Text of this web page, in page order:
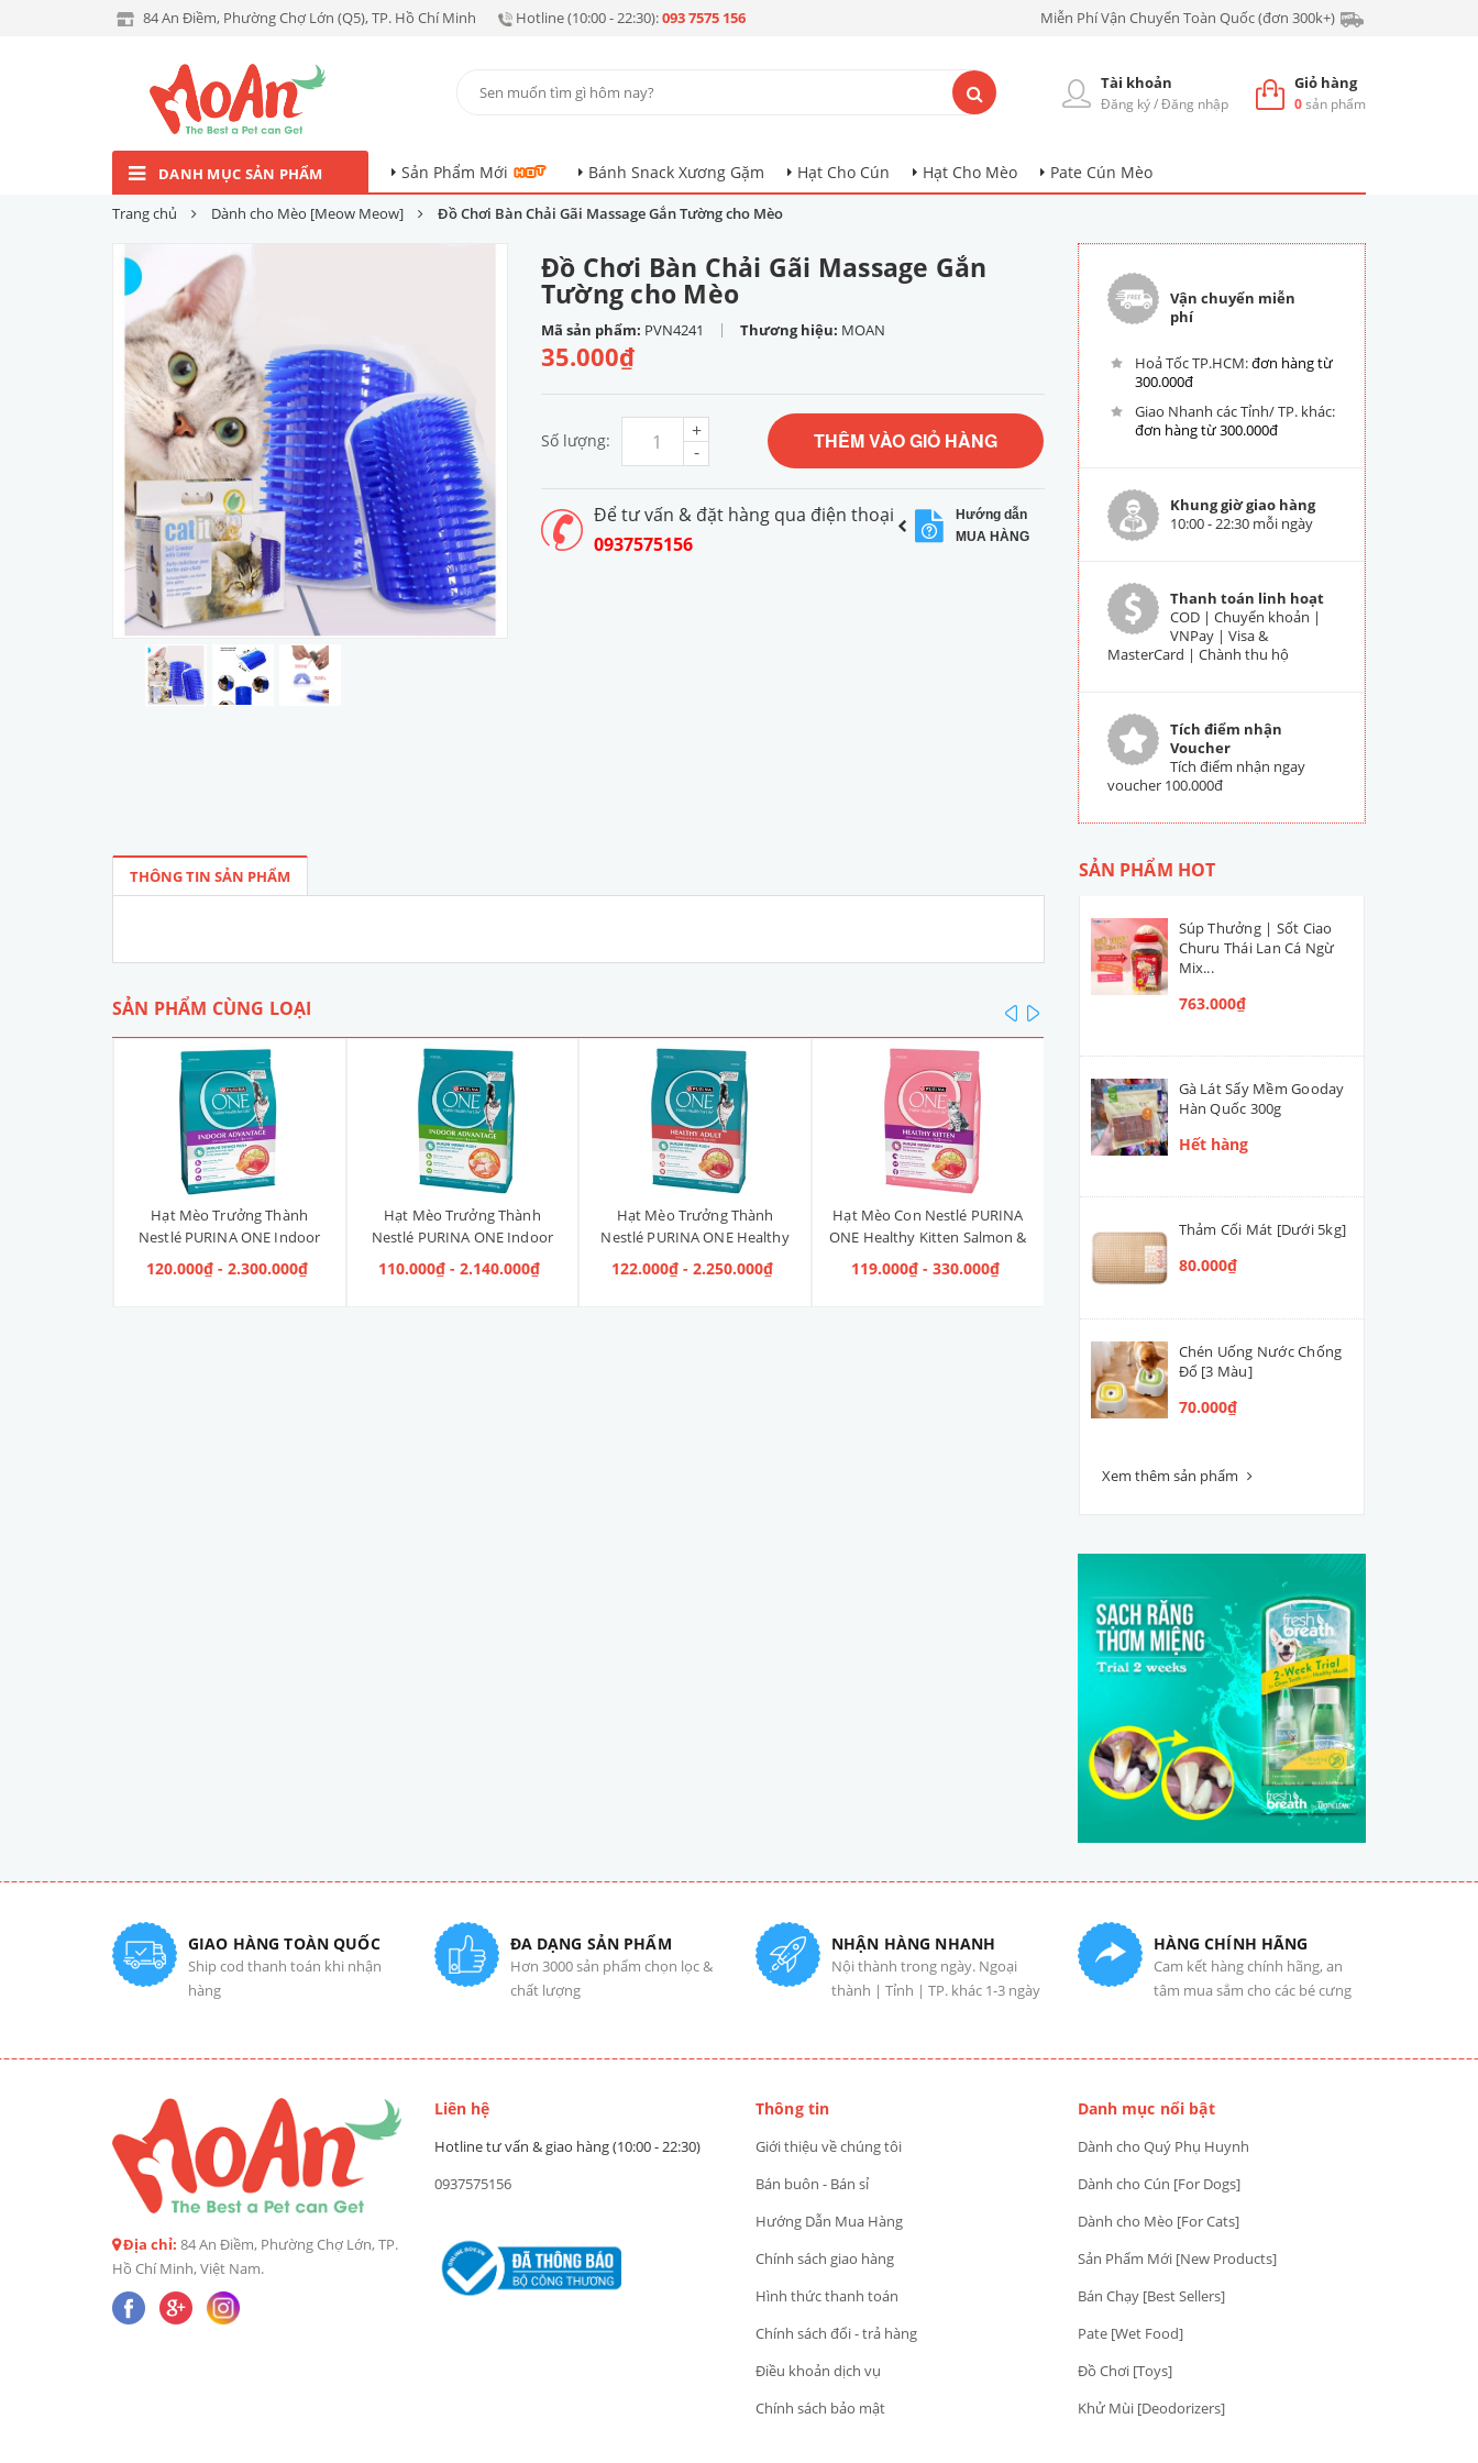
84 An Điềm, Phường Chợ Lớn (Q5), TP. Hồ Chí Minh Hotline (10:00 - 22:30):093 7575 156 Miễn Phí Vận Chuyển Toàn Quốc (đơn 300k+)
Giỏ hàng
0sản phẩm
Tài khoản
Đăng ký/Đăng nhập
DANH MỤC SẢN PHẨM Sản Phẩm Mới Bánh Snack Xương Gặm Hạt Cho Cún Hạt Cho Mèo Pate Cún Mèo
Trang chủ Dành cho Mèo [Meow Meow] Đồ Chơi Bàn Chải Gãi Massage Gắn Tường cho Mèo
Đồ Chơi Bàn Chải Gãi Massage Gắn
Tường cho Mèo
Mã sản phẩm: PVN4241 | Thương hiệu: MOAN
35.000₫
Số lượng: -
+ THÊM VÀO GIỎ HÀNG
Để tư vấn & đặt hàng qua điện thoại
0937575156
Hướng dẫn
MUA HÀNG
Vận chuyển miễn
phí
Hoả Tốc TP.HCM:đơn hàng từ
300.000đ
Giao Nhanh các Tỉnh/ TP. khác:
đơn hàng từ 300.000đ
Khung giờ giao hàng
10:00 - 22:30 mỗi ngày
Thanh toán linh hoạt
COD | Chuyển khoản |
VNPay | Visa &
MasterCard | Chành thu hộ
Tích điểm nhận
Voucher
Tích điểm nhận ngay
voucher 100.000đ
THÔNG TIN SẢN PHẨM
SẢN PHẨM CÙNG LOẠI
Hạt Mèo Trưởng Thành
Nestlé PURINA ONE Indoor
Advantage Salmon & Tuna [Vị
Cá Hồi & Cá Ngừ]
120.000₫ - 2.300.000₫
Hạt Mèo Trưởng Thành
Nestlé PURINA ONE Indoor
Advantage [Vị Gà]
110.000₫ - 2.140.000₫
Hạt Mèo Trưởng Thành
Nestlé PURINA ONE Healthy
Adult Salmon & Tuna [Vị Cá
Hồi & Cá Ngừ]
122.000₫ - 2.250.000₫
Hạt Mèo Con Nestlé PURINA
ONE Healthy Kitten Salmon &
Tuna [Vị Cá Hồi & Cá Ngừ]
119.000₫ - 330.000₫
ONE Healthy Kitten [Vị Gà]
109.000₫ - 300.000₫
Ruột Cún Mèo
prev
SẢN PHẨM HOT
Súp Thưởng | Sốt Ciao
Churu Thái Lan Cá Ngừ
Mix...
763.000₫
Gà Lát Sấy Mềm Gooday
Hàn Quốc 300g
Hết hàng
Thảm Cối Mát [Dưới 5kg]
80.000₫
Chén Uống Nước Chống
Đổ [3 Màu]
70.000₫
Xem thêm sản phẩm
GIAO HÀNG TOÀN QUỐC
Ship cod thanh toán khi nhận
hàng
ĐA DẠNG SẢN PHẨM
Hơn 3000 sản phẩm chọn lọc &
chất lượng
NHẬN HÀNG NHANH
Nội thành trong ngày. Ngoại
thành | Tỉnh | TP. khác 1-3 ngày
HÀNG CHÍNH HÃNG
Cam kết hàng chính hãng, an
tâm mua sắm cho các bé cưng
Địa chỉ: 84 An Điềm, Phường Chợ Lớn, TP.
Hồ Chí Minh, Việt Nam.
Liên hệ
Hotline tư vấn & giao hàng (10:00 - 22:30)
0937575156
Thông tin
Giới thiệu về chúng tôi
Bán buôn - Bán sỉ
Hướng Dẫn Mua Hàng
Chính sách giao hàng
Hình thức thanh toán
Chính sách đổi - trả hàng
Điều khoản dịch vụ
Chính sách bảo mật
Danh mục nổi bật
Dành cho Quý Phụ Huynh
Dành cho Cún [For Dogs]
Dành cho Mèo [For Cats]
Sản Phẩm Mới [New Products]
Bán Chạy [Best Sellers]
Pate [Wet Food]
Đồ Chơi [Toys]
Khử Mùi [Deodorizers]